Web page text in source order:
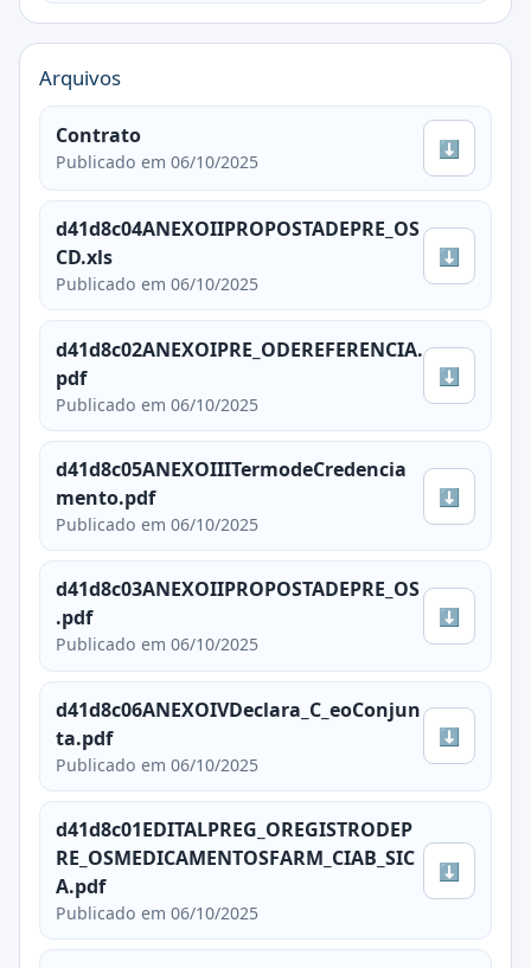
Arquivos
Contrato
Publicado em 06/10/2025
⬇
d41d8c04ANEXOIIPROPOSTADEPRE_OS
CD.xls
Publicado em 06/10/2025
⬇
d41d8c02ANEXOIPRE_ODEREFERENCIA.
pdf
Publicado em 06/10/2025
⬇
d41d8c05ANEXOIIITermodeCredencia
mento.pdf
Publicado em 06/10/2025
⬇
d41d8c03ANEXOIIPROPOSTADEPRE_OS
.pdf
Publicado em 06/10/2025
⬇
d41d8c06ANEXOIVDeclara_C_eoConjun
ta.pdf
Publicado em 06/10/2025
⬇
d41d8c01EDITALPREG_OREGISTRODEP
RE_OSMEDICAMENTOSFARM_CIAB_SIC
A.pdf
Publicado em 06/10/2025
⬇